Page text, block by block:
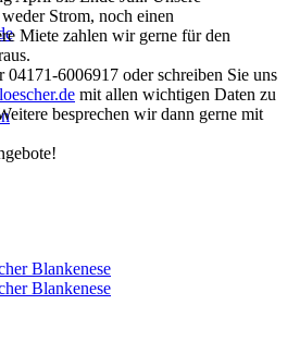
Strom, noch einen
Miete zahlen wir gerne für den
04171-6006917 oder schreiben Sie uns
mit allen wichtigen Daten zu
besprechen wir dann gerne mit